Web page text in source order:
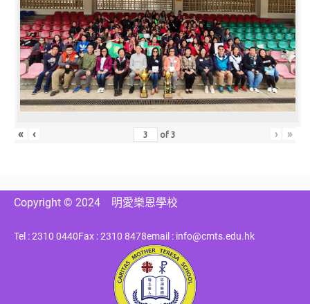
« ‹ of3 › »
Copyright © 2024 明愛樂恩學校
Tel : 2310 0440Fax : 2310 8478email : info@cmts.edu.hk